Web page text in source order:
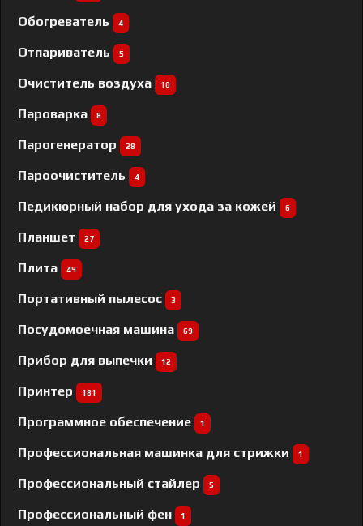
Обогреватель 4
Отпариватель 5
Очиститель воздуха 10
Пароварка 8
Парогенератор 28
Пароочиститель 4
Педикюрный набор для ухода за кожей 6
Планшет 27
Плита 49
Портативный пылесос 3
Посудомоечная машина 69
Прибор для выпечки 12
Принтер 181
Программное обеспечение 1
Профессиональная машинка для стрижки 1
Профессиональный cтайлер 5
Профессиональный фен 1